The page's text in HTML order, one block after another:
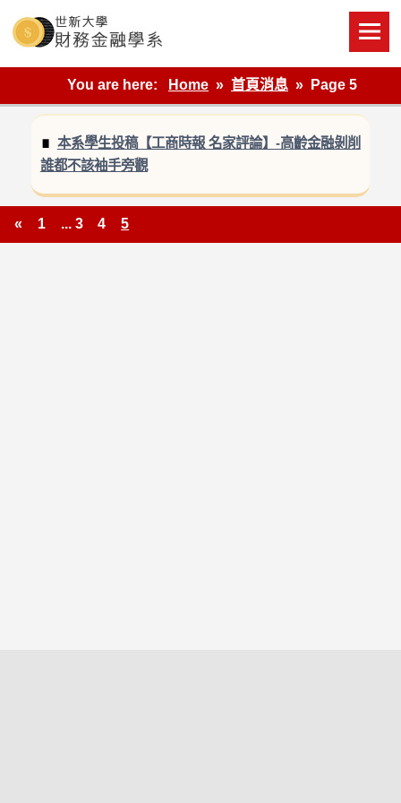
content
世新大學財金系網站
You are here:
Home 首頁消息 Page 5
本系學生投稿【工商時報 名家評論】-高齡金融剝削
誰都不該袖手旁觀
« 1 ... 3 4 5